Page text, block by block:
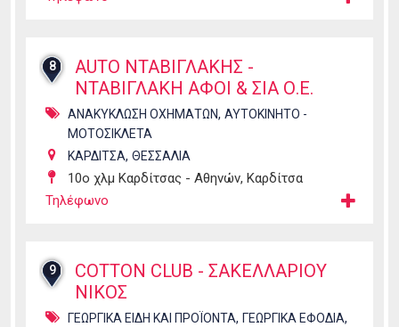
8
AUTO ΝΤΑΒΙΓΛΑΚΗΣ -
ΝΤΑΒΙΓΛΑΚΗ ΑΦΟΙ & ΣΙΑ Ο.Ε.
ΑΝΑΚΥΚΛΩΣΗ ΟΧΗΜΑΤΩΝ, ΑΥΤΟΚΙΝΗΤΟ -
ΜΟΤΟΣΙΚΛΕΤΑ
ΚΑΡΔΙΤΣΑ, ΘΕΣΣΑΛΙΑ
10ο χλμ Καρδίτσας - Αθηνών, Καρδίτσα
Τηλέφωνο
9
COTTON CLUB - ΣΑΚΕΛΛΑΡΙΟΥ
ΝΙΚΟΣ
ΓΕΩΡΓΙΚΑ ΕΙΔΗ ΚΑΙ ΠΡΟΪΟΝΤΑ, ΓΕΩΡΓΙΚΑ ΕΦΟΔΙΑ,